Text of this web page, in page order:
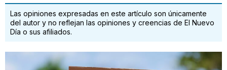
Las opiniones expresadas en este artículo son únicamente
del autor y no reflejan las opiniones y creencias de El Nuevo
Día o sus afiliados.